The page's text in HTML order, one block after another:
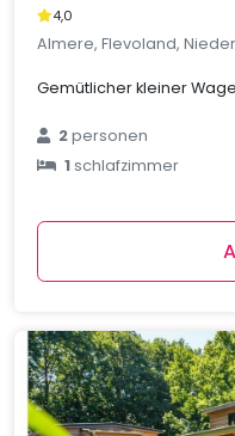
4,0
Almere, Flevoland,
Gemütlicher kleiner
2personen
1schlafzimmer